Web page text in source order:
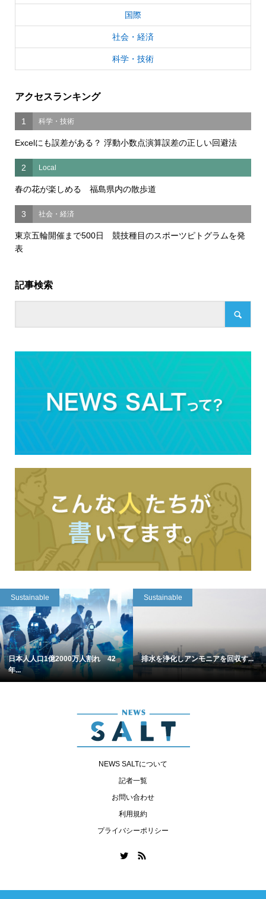
国際
社会・経済
科学・技術
アクセスランキング
1 科学・技術
Excelにも誤差がある？ 浮動小数点演算誤差の正しい回避法
2 Local
春の花が楽しめる 福島県内の散歩道
3 社会・経済
東京五輪開催まで500日 競技種目のスポーツピトグラムを発
表
記事検索
Sustainable
日本人人口1億2000万人割れ 42
年...
Sustainable
排水を浄化しアンモニアを回収す...
NEWS SALTについて
記者一覧
お問い合わせ
利用規約
プライバシーポリシー